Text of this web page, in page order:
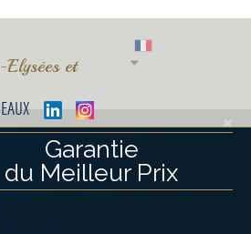
et
Garantie
du Meilleur Prix